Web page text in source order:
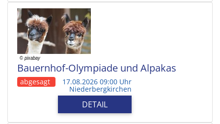
Bauernhof-Olympiade und Alpakas
abgesagt 17.08.2026 09:00 Uhr
Niederbergkirchen
DETAIL